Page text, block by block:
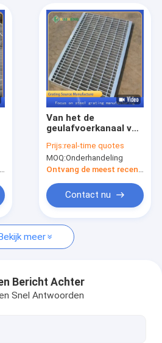
Ontvang de meest recente Prijs
Van het de
geulafvoerkanaal van
Prestatiesmetaal
van de de
roostersdekking het
staalgrating voor
Metrosluiting
Prijs:real-time quotes
MOQ:Onderhandeling
Ontvang de meest recente Prijs
Contact nu
meer
Bericht Achter
Snel Antwoorden